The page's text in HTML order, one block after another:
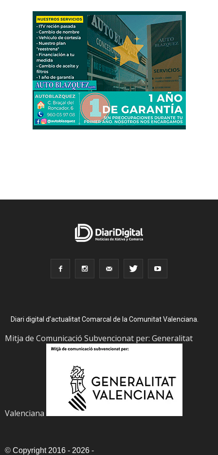
Diari digital d’actualitat Comarcal de la Comunitat Valenciana.
Mitja de Comunicació Subvencionat per: Generalitat
Valenciana
© Copyright 2016 - 2026 -